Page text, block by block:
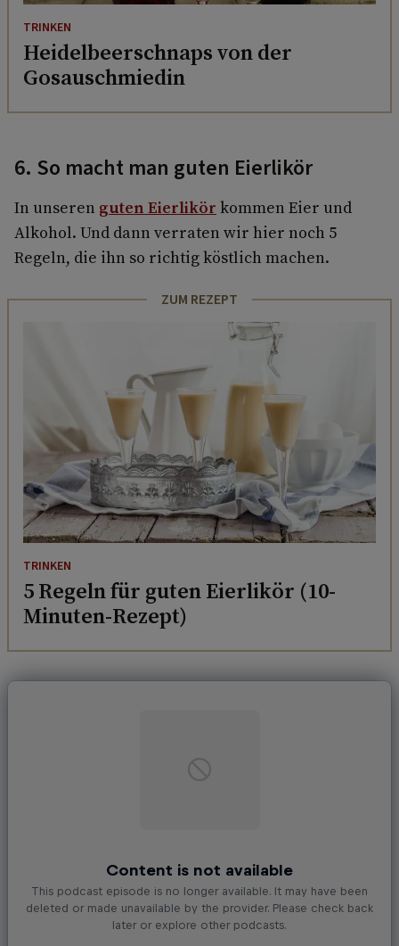
TRINKEN
Heidelbeerschnaps von der
Gosauschmiedin
6. So macht man guten Eierlikör
In unseren guten Eierlikör kommen Eier und
Alkohol. Und dann verraten wir hier noch 5
Regeln, die ihn so richtig köstlich machen.
ZUM REZEPT
TRINKEN
5 Regeln für guten Eierlikör (10-
Minuten-Rezept)